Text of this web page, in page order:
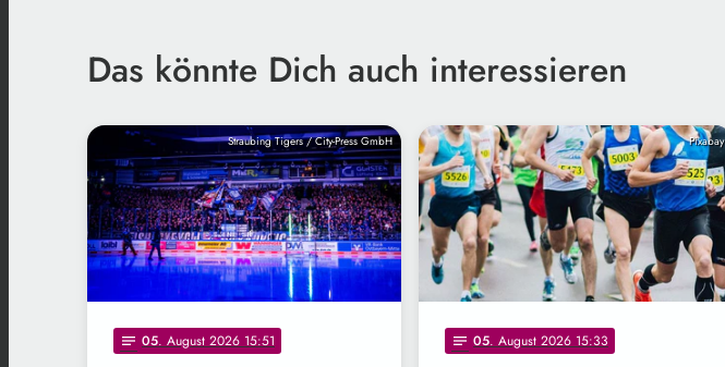
Das könnte Dich auch interessieren
Straubing Tigers / City-Press GmbH
notes 05. August 2026 15:51
Pixabay
notes 05. August 2026 15:33